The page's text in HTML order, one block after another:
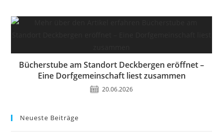
Bücherstube am Standort Deckbergen eröffnet –
Eine Dorfgemeinschaft liest zusammen
20.06.2026
Neueste Beiträge